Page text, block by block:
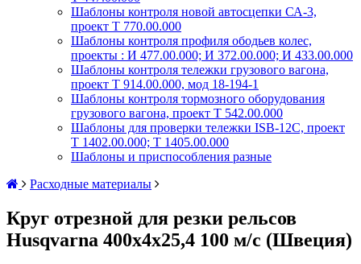
Шаблоны контроля новой автосцепки СА-3,
проект Т 770.00.000
Шаблоны контроля профиля ободьев колес,
проекты : И 477.00.000; И 372.00.000; И 433.00.000
Шаблоны контроля тележки грузового вагона,
проект Т 914.00.000, мод 18-194-1
Шаблоны контроля тормозного оборудования
грузового вагона, проект Т 542.00.000
Шаблоны для проверки тележки ISB-12C, проект
Т 1402.00.000; Т 1405.00.000
Шаблоны и приспособления разные
Расходные материалы
Круг отрезной для резки рельсов
Husqvarna 400х4х25,4 100 м/с (Швеция)